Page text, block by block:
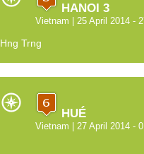
HANOI 3
Vietnam | 25 April 2014 -
Hng Trng
HUÉ
Vietnam | 27 April 2014 -